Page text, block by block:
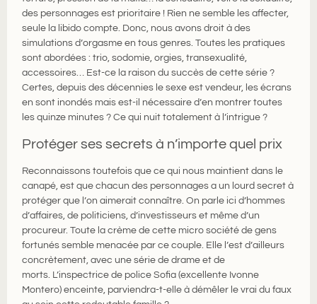
des personnages est prioritaire ! Rien ne semble les affecter,
seule la libido compte. Donc, nous avons droit à des
simulations d’orgasme en tous genres. Toutes les pratiques
sont abordées : trio, sodomie, orgies, transexualité,
accessoires… Est-ce la raison du succès de cette série ?
Certes, depuis des décennies le sexe est vendeur, les écrans
en sont inondés mais est-il nécessaire d’en montrer toutes
les quinze minutes ? Ce qui nuit totalement à l’intrigue ?
Protéger ses secrets à n’importe quel prix
Reconnaissons toutefois que ce qui nous maintient dans le
canapé, est que chacun des personnages a un lourd secret à
protéger que l’on aimerait connaître. On parle ici d’hommes
d’affaires, de politiciens, d’investisseurs et même d’un
procureur. Toute la crème de cette micro société de gens
fortunés semble menacée par ce couple. Elle l’est d’ailleurs
concrètement, avec une série de drame et de
morts. L’inspectrice de police Sofia (excellente Ivonne
Montero) enceinte, parviendra-t-elle à démêler le vrai du faux